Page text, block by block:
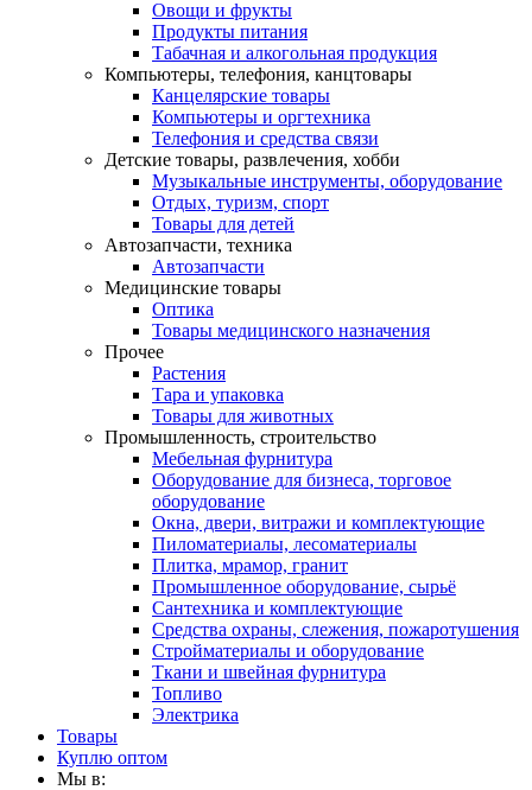
Овощи и фрукты
Продукты питания
Табачная и алкогольная продукция
Компьютеры, телефония, канцтовары
Канцелярские товары
Компьютеры и оргтехника
Телефония и средства связи
Детские товары, развлечения, хобби
Музыкальные инструменты, оборудование
Отдых, туризм, спорт
Товары для детей
Автозапчасти, техника
Автозапчасти
Медицинские товары
Оптика
Товары медицинского назначения
Прочее
Растения
Тара и упаковка
Товары для животных
Промышленность, строительство
Мебельная фурнитура
Оборудование для бизнеса, торговое
оборудование
Окна, двери, витражи и комплектующие
Пиломатериалы, лесоматериалы
Плитка, мрамор, гранит
Промышленное оборудование, сырьё
Сантехника и комплектующие
Средства охраны, слежения, пожаротушения
Стройматериалы и оборудование
Ткани и швейная фурнитура
Топливо
Электрика
Товары
Куплю оптом
Мы в: